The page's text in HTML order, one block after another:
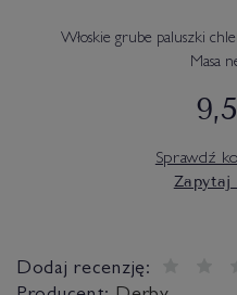
Włoskie grube paluszki
Masa
Sprawdź
Dodaj recenzję: